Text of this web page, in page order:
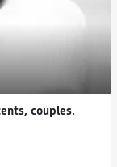
couples.